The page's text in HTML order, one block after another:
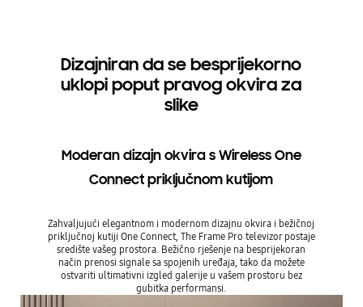
Dizajniran da se besprijekorno
uklopi poput pravog okvira za
slike
Moderan dizajn okvira s Wireless One
Connect priključnom kutijom
Zahvaljujući elegantnom i modernom dizajnu okvira i bežičnoj
priključnoj kutiji One Connect, The Frame Pro televizor postaje
središte vašeg prostora. Bežično rješenje na besprijekoran
način prenosi signale sa spojenih uređaja, tako da možete
ostvariti ultimativni izgled galerije u vašem prostoru bez
gubitka performansi.